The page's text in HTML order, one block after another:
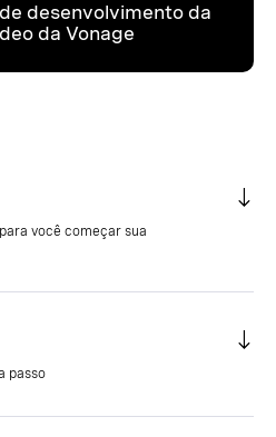
desenvolvimento da
da Vonage
você começar sua
passo